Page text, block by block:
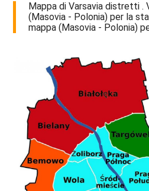
Mappa di Varsavia distretti .
(Masovia - Polonia) per la
mappa (Masovia - Polonia)